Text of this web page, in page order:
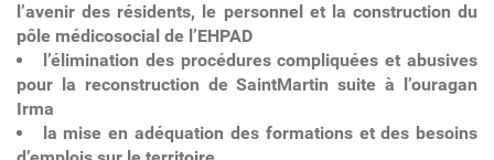
l’avenir des résidents, le personnel et la construction du
pôle médicosocial de l’EHPAD
l’élimination des procédures compliquées et abusives
pour la reconstruction de SaintMartin suite à l’ouragan
Irma
la mise en adéquation des formations et des besoins